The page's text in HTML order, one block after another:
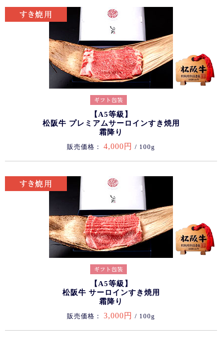
【A5等級】
松阪牛 プレミアムサーロインすき焼用
霜降り
販売価格： 4,000円 / 100g
【A5等級】
松阪牛 サーロインすき焼用
霜降り
販売価格： 3,000円 / 100g